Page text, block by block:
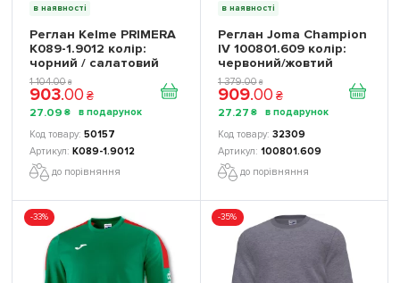
в наявності
Реглан Kelme PRIMERA
K089-1.9012 колір:
чорний / салатовий
1 104.00 ₴
903.00 ₴
27.09 ₴
50157
K089-1.9012
до порівняння
в наявності
Реглан Joma Champion
IV 100801.609 колір:
червоний/жовтий
1 379.00 ₴
909.00 ₴
27.27 ₴
32309
100801.609
до порівняння
-33% -35%